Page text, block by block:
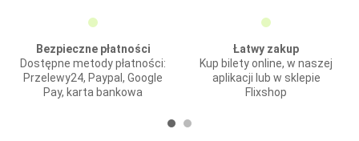
Bezpieczne płatności
Dostępne metody płatności:
Przelewy24, Paypal, Google
Pay, karta bankowa
Łatwy zakup
Kup bilety online, w naszej
aplikacji lub w sklepie
Flixshop